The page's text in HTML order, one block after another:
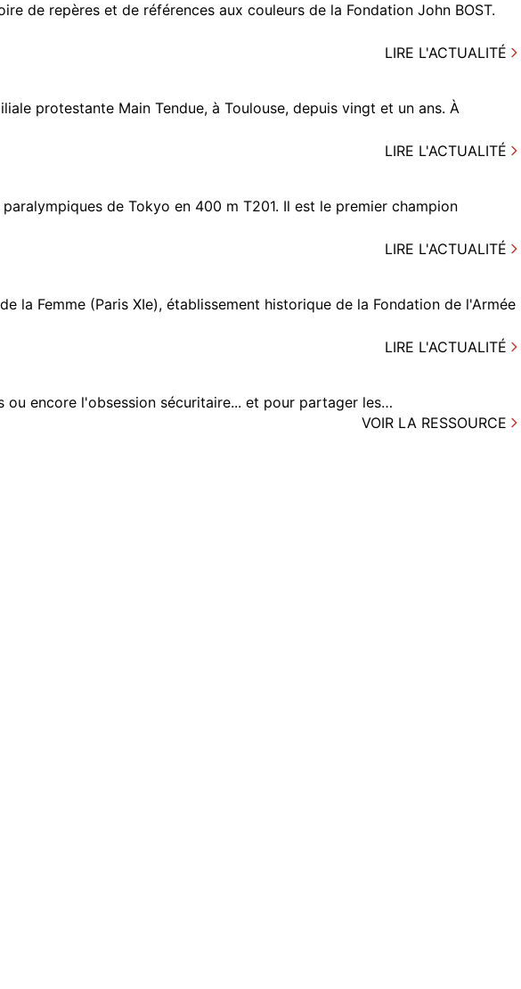
de repères et de références aux couleurs de la Fondation John BOST.
LIRE L'ACTUALITÉ
protestante Main Tendue, à Toulouse, depuis vingt et un ans. À
LIRE L'ACTUALITÉ
de Tokyo en 400 m T201. Il est le premier champion
LIRE L'ACTUALITÉ
la Femme (Paris XIe), établissement historique de la Fondation de l'Armée
LIRE L'ACTUALITÉ
encore l'obsession sécuritaire... et pour partager les…
VOIR LA RESSOURCE